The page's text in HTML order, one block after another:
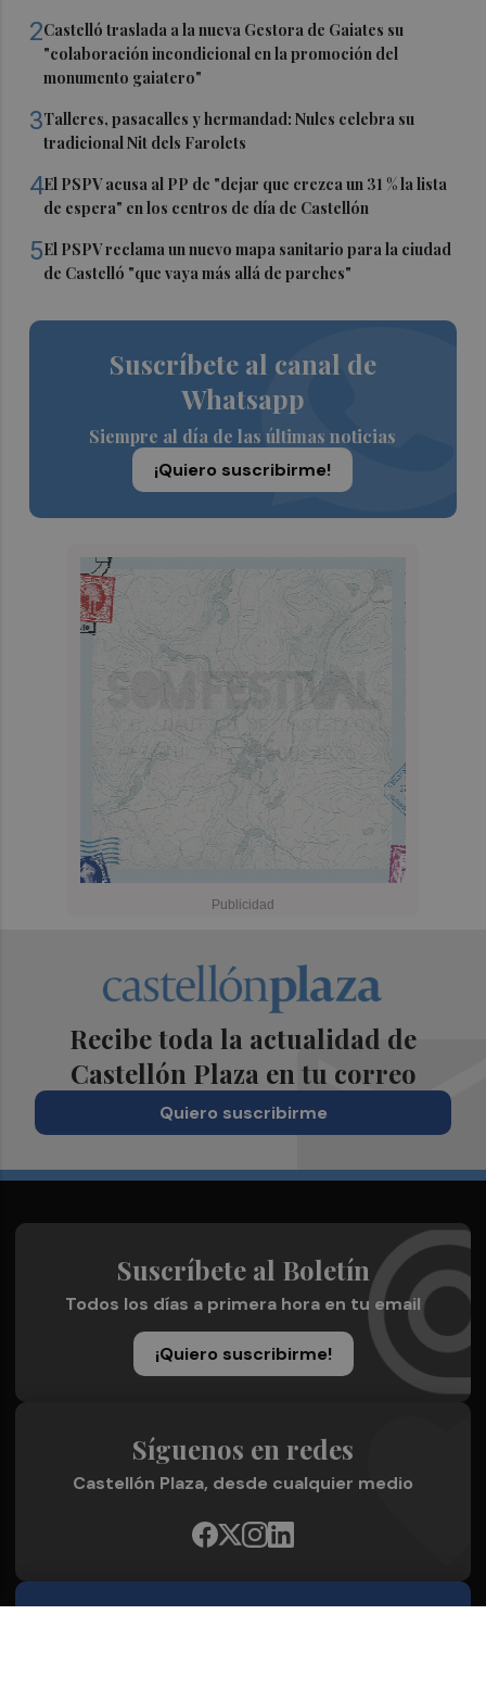
2Castelló traslada a la nueva Gestora de Gaiates su
"colaboración incondicional en la promoción del
monumento gaiatero"
3Talleres, pasacalles y hermandad: Nules celebra su
tradicional Nit dels Farolets
4El PSPV acusa al PP de "dejar que crezca un 31 % la lista
de espera" en los centros de día de Castellón
5El PSPV reclama un nuevo mapa sanitario para la ciudad
de Castelló "que vaya más allá de parches"
Suscríbete al canal de
Whatsapp
Siempre al día de las últimas noticias
¡Quiero suscribirme!
Recibe toda la actualidad de
Castellón Plaza en tu correo
Quiero suscribirme
Suscríbete al Boletín
Todos los días a primera hora en tu email
¡Quiero suscribirme!
Síguenos en redes
Castellón Plaza, desde cualquier medio